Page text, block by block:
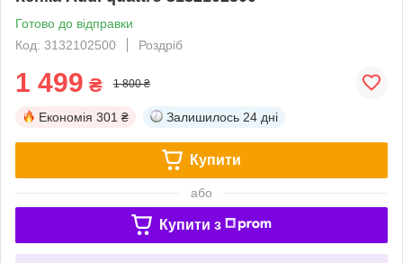
Готово до відправки
Код: 3132102500
Роздріб
1 499 ₴ 1 800 ₴
Економія 301 ₴ Залишилось 24 дні
Купити
або
Купити з